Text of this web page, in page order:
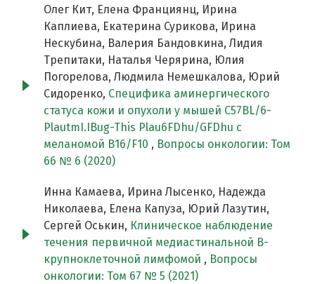
Олег Кит, Елена Франциянц, Ирина
Каплиева, Екатерина Сурикова, Ирина
Нескубина, Валерия Бандовкина, Лидия
Трепитаки, Наталья Черярина, Юлия
Погорелова, Людмила Немешкалова, Юрий
Сидоренко, Специфика аминергического
статуса кожи и опухоли у мышей C57BL/6-
PlautmI.IBug-This Plau6FDhu/GFDhu с
меланомой В16/F10 , Вопросы онкологии: Том
66 № 6 (2020)
Инна Камаева, Ирина Лысенко, Надежда
Николаева, Елена Капуза, Юрий Лазутин,
Сергей Оськин, Клиническое наблюдение
течения первичной медиастинальной В-
крупноклеточной лимфомой , Вопросы
онкологии: Том 67 № 5 (2021)